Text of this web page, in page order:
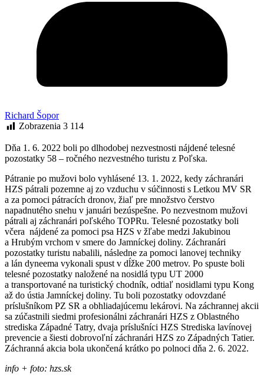
Richard Šopor
Zobrazenia 3 114
Dňa 1. 6. 2022 boli po dlhodobej nezvestnosti nájdené telesné
pozostatky 58 – ročného nezvestného turistu z Poľska.
Pátranie po mužovi bolo vyhlásené 13. 1. 2022, kedy záchranári
HZS pátrali pozemne aj zo vzduchu v súčinnosti s Letkou MV SR
a za pomoci pátracích dronov, žiaľ pre množstvo čerstvo
napadnutého snehu v januári bezúspešne. Po nezvestnom mužovi
pátrali aj záchranári poľského TOPRu. Telesné pozostatky boli
včera nájdené za pomoci psa HZS v žľabe medzi Jakubinou
a Hrubým vrchom v smere do Jamníckej doliny. Záchranári
pozostatky turistu nabalili, následne za pomoci lanovej techniky
a lán dyneema vykonali spust v dĺžke 200 metrov. Po spuste boli
telesné pozostatky naložené na nosidlá typu UT 2000
a transportované na turistický chodník, odtiaľ nosidlami typu Kong
až do ústia Jamníckej doliny. Tu boli pozostatky odovzdané
príslušníkom PZ SR a obhliadajúcemu lekárovi. Na záchrannej akcii
sa zúčastnili siedmi profesionálni záchranári HZS z Oblastného
strediska Západné Tatry, dvaja príslušníci HZS Strediska lavínovej
prevencie a šiesti dobrovoľní záchranári HZS zo Západných Tatier.
Záchranná akcia bola ukončená krátko po polnoci dňa 2. 6. 2022.
info + foto: hzs.sk